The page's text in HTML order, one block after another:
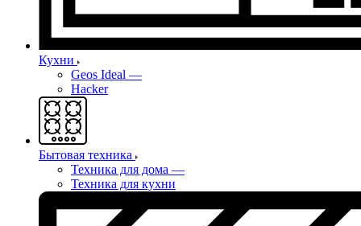
Кухни
Geos Ideal —
Hacker
Бытовая техника
Техника для дома —
Техника для кухни